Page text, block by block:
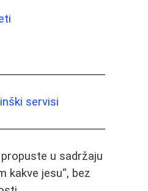
servisi
u sadržaju
kakve jesu“, bez